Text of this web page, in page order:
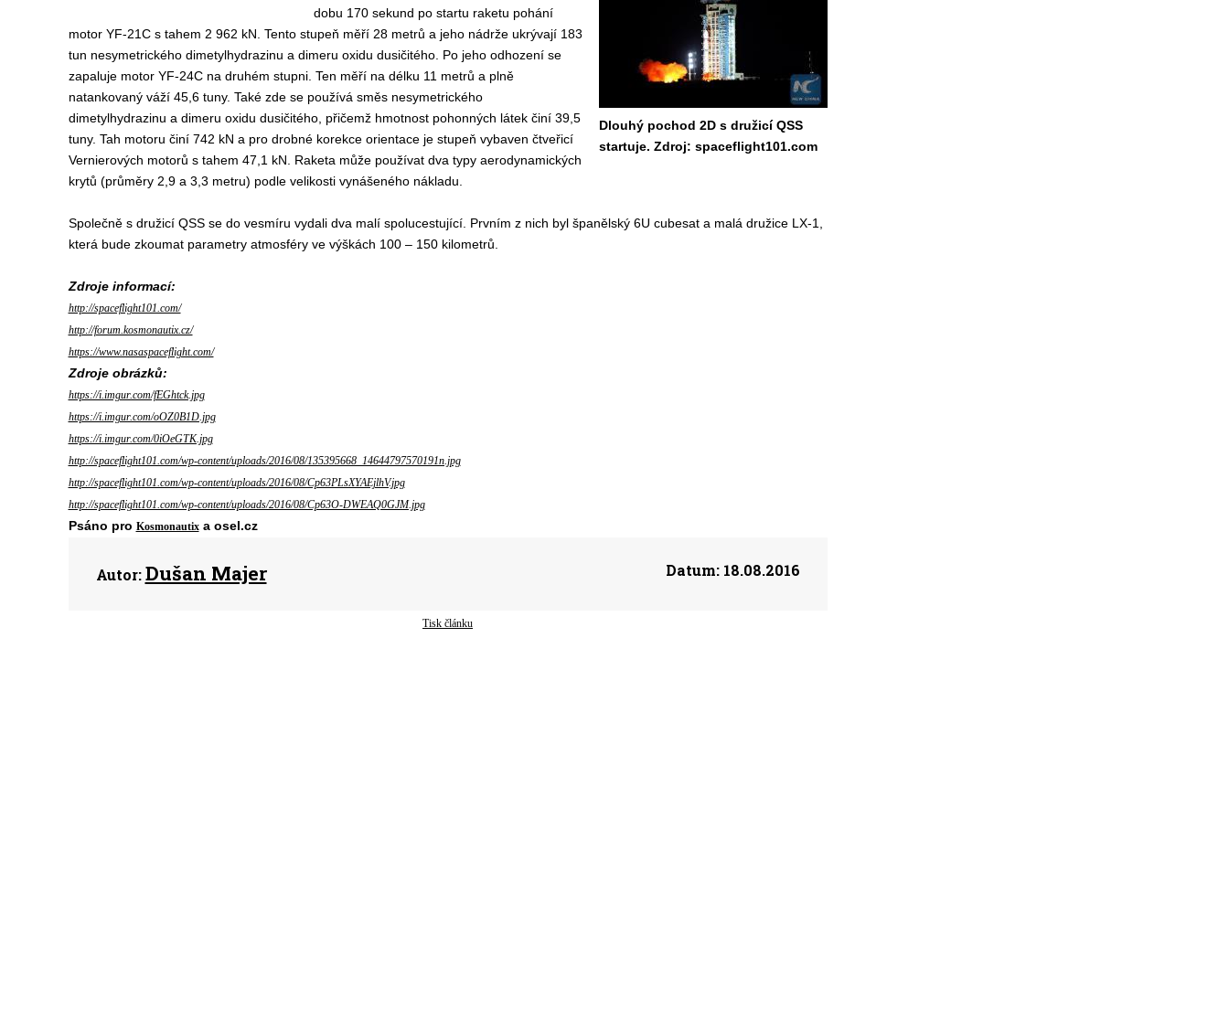
Dlouhý pochod 2D s družicí QSS
startuje. Zdroj: spaceflight101.com
dobu 170 sekund po startu raketu pohání
motor YF-21C s tahem 2 962 kN. Tento stupeň měří 28 metrů a jeho nádrže ukrývají 183
tun nesymetrického dimetylhydrazinu a dimeru oxidu dusičitého. Po jeho odhození se
zapaluje motor YF-24C na druhém stupni. Ten měří na délku 11 metrů a plně
natankovaný váží 45,6 tuny. Také zde se používá směs nesymetrického
dimetylhydrazinu a dimeru oxidu dusičitého, přičemž hmotnost pohonných látek činí 39,5
tuny. Tah motoru činí 742 kN a pro drobné korekce orientace je stupeň vybaven čtveřicí
Vernierových motorů s tahem 47,1 kN. Raketa může používat dva typy aerodynamických
krytů (průměry 2,9 a 3,3 metru) podle velikosti vynášeného nákladu.
Společně s družicí QSS se do vesmíru vydali dva malí spolucestující. Prvním z nich byl španělský 6U cubesat a malá družice LX-1,
která bude zkoumat parametry atmosféry ve výškách 100 – 150 kilometrů.
Zdroje informací:
http://spaceflight101.com/
http://forum.kosmonautix.cz/
https://www.nasaspaceflight.com/
Zdroje obrázků:
https://i.imgur.com/fEGhtck.jpg
https://i.imgur.com/oOZ0B1D.jpg
https://i.imgur.com/0iOeGTK.jpg
http://spaceflight101.com/wp-content/uploads/2016/08/135395668_14644797570191n.jpg
http://spaceflight101.com/wp-content/uploads/2016/08/Cp63PLsXYAEjlhV.jpg
http://spaceflight101.com/wp-content/uploads/2016/08/Cp63O-DWEAQ0GJM.jpg
Psáno pro Kosmonautixa osel.cz
Autor: Dušan Majer Datum:18.08.2016
Tisk článku